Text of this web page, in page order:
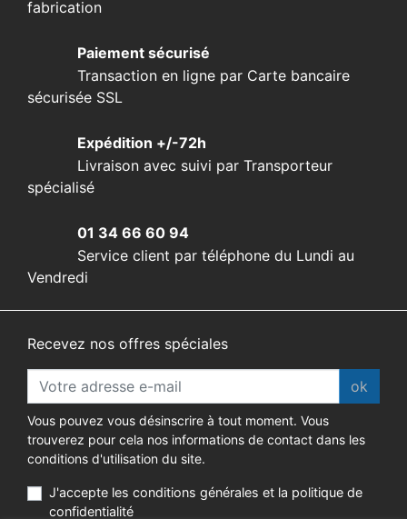
fabrication
Paiement sécurisé
Transaction en ligne par Carte bancaire
sécurisée SSL
Expédition +/-72h
Livraison avec suivi par Transporteur
spécialisé
01 34 66 60 94
Service client par téléphone du Lundi au
Vendredi
Recevez nos offres spéciales
ok
Vous pouvez vous désinscrire à tout moment. Vous
trouverez pour cela nos informations de contact dans les
conditions d'utilisation du site.
J'accepte les conditions générales et la politique de
confidentialité